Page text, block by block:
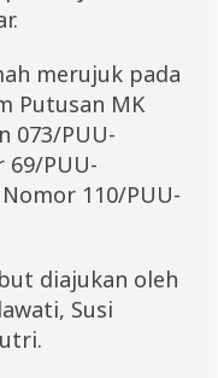
merujuk pada
Putusan MK
073/PUU-
69/PUU-
110/PUU-
diajukan oleh
Susi